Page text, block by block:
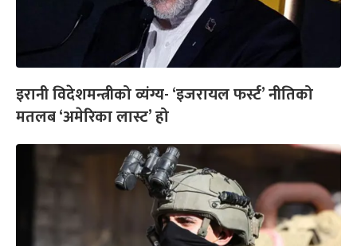
इरानी विदेशमन्त्रीको व्यंग्य- ‘इजरायल फर्स्ट’ नीतिको
मतलब ‘अमेरिका लास्ट’ हो